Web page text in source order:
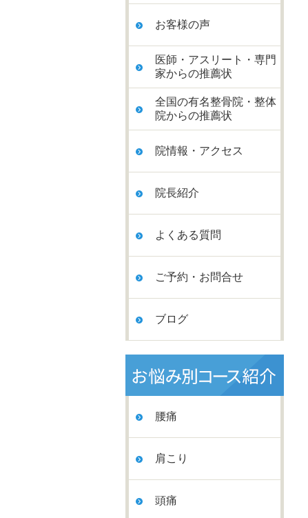
お客様の声
医師・アスリート・専門
家からの推薦状
全国の有名整骨院・整体
院からの推薦状
院情報・アクセス
院長紹介
よくある質問
ご予約・お問合せ
ブログ
腰痛
肩こり
頭痛